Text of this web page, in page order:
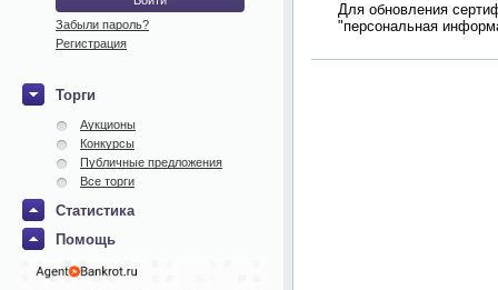
Забыли пароль?
Регистрация
Торги
Аукционы
Конкурсы
Публичные предложения
Все торги
Статистика
Помощь
Для обновления
"персональная